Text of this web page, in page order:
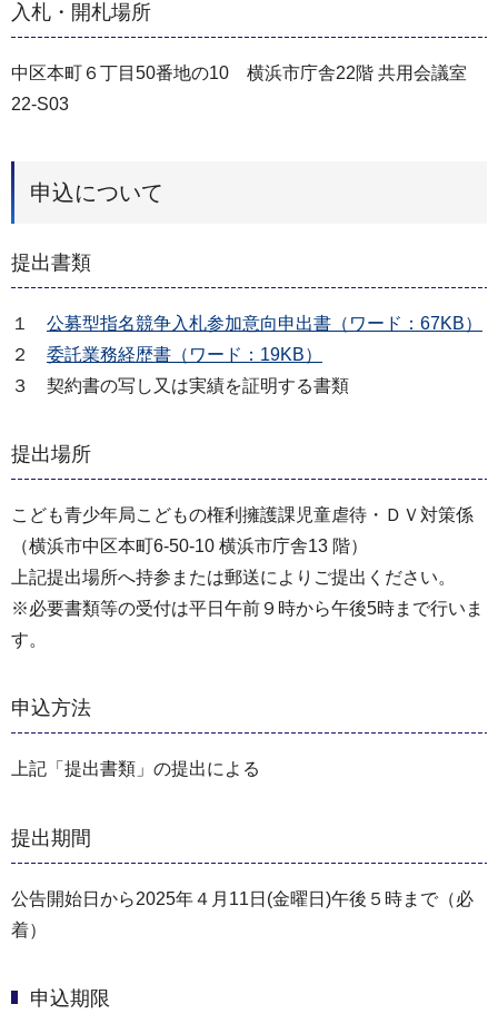
入札・開札場所
中区本町６丁目50番地の10 横浜市庁舎22階 共用会議室
22-S03
申込について
提出書類
１ 公募型指名競争入札参加意向申出書（ワード：67KB）
２ 委託業務経歴書（ワード：19KB）
３ 契約書の写し又は実績を証明する書類
提出場所
こども青少年局こどもの権利擁護課児童虐待・ＤＶ対策係
（横浜市中区本町6-50-10 横浜市庁舎13 階）
上記提出場所へ持参または郵送によりご提出ください。
※必要書類等の受付は平日午前９時から午後5時まで行いま
す。
申込方法
上記「提出書類」の提出による
提出期間
公告開始日から2025年４月11日(金曜日)午後５時まで（必
着）
申込期限